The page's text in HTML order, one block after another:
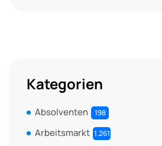
Kategorien
Absolventen 198
Arbeitsmarkt 1.261